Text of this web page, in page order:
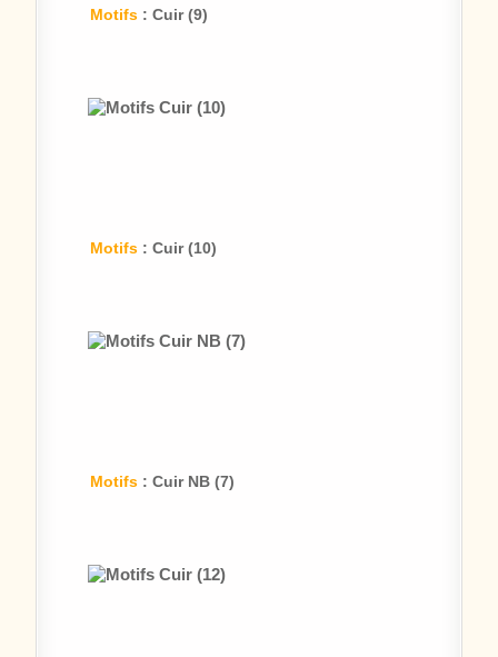
Motifs : Cuir (9)
Motifs : Cuir (10)
Motifs : Cuir NB (7)